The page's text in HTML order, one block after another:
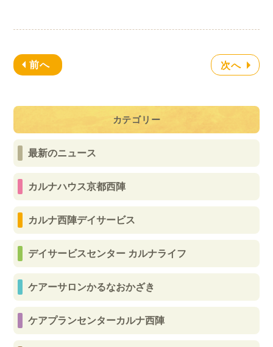
カテゴリー
最新のニュース
カルナハウス京都西陣
カルナ西陣デイサービス
デイサービスセンター カルナライフ
ケアーサロンかるなおかざき
ケアプランセンターカルナ西陣
前へ 次へ